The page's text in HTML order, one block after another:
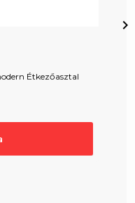
Étkezőasztal